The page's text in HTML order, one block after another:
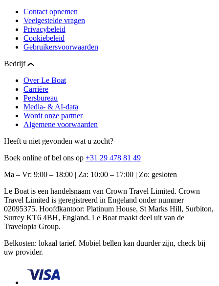
Contact opnemen
Veelgestelde vragen
Privacybeleid
Cookiebeleid
Gebruikersvoorwaarden
Bedrijf
Over Le Boat
Carrière
Persbureau
Media- & AI-data
Wordt onze partner
Algemene voorwaarden
Heeft u niet gevonden wat u zocht?
Boek online of bel ons op +31 29 478 81 49
Ma – Vr: 9:00 – 18:00 | Za: 10:00 – 17:00 | Zo: gesloten
Le Boat is een handelsnaam van Crown Travel Limited. Crown
Travel Limited is geregistreerd in Engeland onder nummer
02095375. Hoofdkantoor: Platinum House, St Marks Hill, Surbiton,
Surrey KT6 4BH, England. Le Boat maakt deel uit van de
Travelopia Group.
Belkosten: lokaal tarief. Mobiel bellen kan duurder zijn, check bij
uw provider.